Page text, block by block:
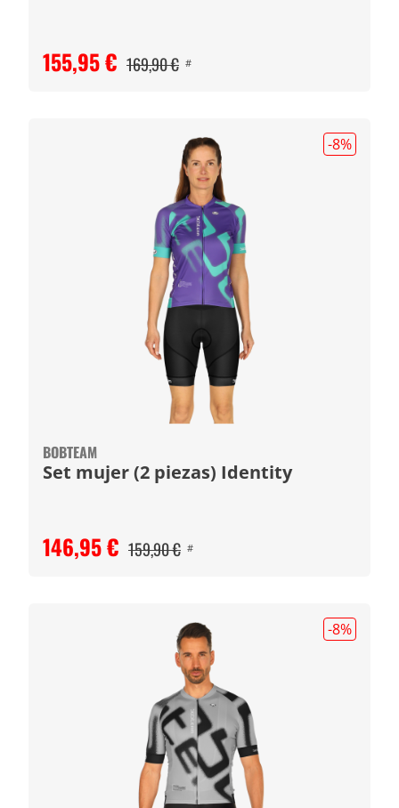
155,95 € 169,90 € #
-8%
BOBTEAM
Set mujer (2 piezas) Identity
146,95 € 159,90 € #
-8%